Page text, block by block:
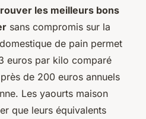
les meilleurs bons
sans compromis sur la
de pain permet
euros par kilo comparé
de 200 euros annuels
Les yaourts maison
que leurs équivalents